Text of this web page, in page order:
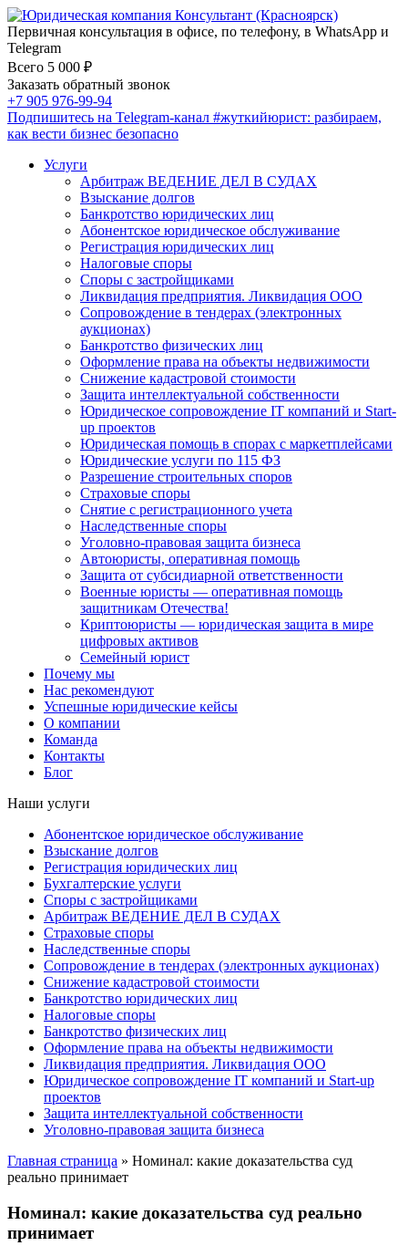
Первичная консультация в офисе, по телефону, в WhatsApp и
Telegram
Всего 5 000 ₽
Заказать обратный звонок
+7 905 976-99-94
Подпишитесь на Telegram-канал #жуткийюрист: разбираем,
как вести бизнес безопасно
Услуги
Арбитраж ВЕДЕНИЕ ДЕЛ В СУДАХ
Взыскание долгов
Банкротство юридических лиц
Абонентское юридическое обслуживание
Регистрация юридических лиц
Налоговые споры
Споры с застройщиками
Ликвидация предприятия. Ликвидация ООО
Сопровождение в тендерах (электронных
аукционах)
Банкротство физических лиц
Оформление права на объекты недвижимости
Снижение кадастровой стоимости
Защита интеллектуальной собственности
Юридическое сопровождение IT компаний и Start-
up проектов
Юридическая помощь в спорах с маркетплейсами
Юридические услуги по 115 ФЗ
Разрешение строительных споров
Страховые споры
Снятие с регистрационного учета
Наследственные споры
Уголовно-правовая защита бизнеса
Автоюристы, оперативная помощь
Защита от субсидиарной ответственности
Военные юристы — оперативная помощь
защитникам Отечества!
Криптоюристы — юридическая защита в мире
цифровых активов
Семейный юрист
Почему мы
Нас рекомендуют
Успешные юридические кейсы
О компании
Команда
Контакты
Блог
Наши услуги
Абонентское юридическое обслуживание
Взыскание долгов
Регистрация юридических лиц
Бухгалтерские услуги
Споры с застройщиками
Арбитраж ВЕДЕНИЕ ДЕЛ В СУДАХ
Страховые споры
Наследственные споры
Сопровождение в тендерах (электронных аукционах)
Снижение кадастровой стоимости
Банкротство юридических лиц
Налоговые споры
Банкротство физических лиц
Оформление права на объекты недвижимости
Ликвидация предприятия. Ликвидация ООО
Юридическое сопровождение IT компаний и Start-up
проектов
Защита интеллектуальной собственности
Уголовно-правовая защита бизнеса
Главная страница » Номинал: какие доказательства суд
реально принимает
Номинал: какие доказательства суд реально
принимает